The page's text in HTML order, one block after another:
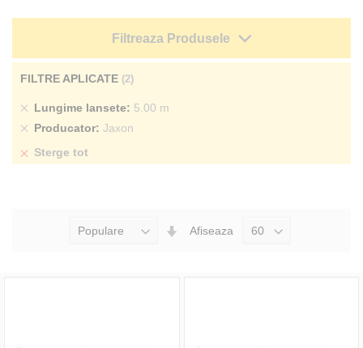
Seteaza
Afiseaza
Filtreaza Produsele
FILTRE APLICATE
Lungime lansete 5.00 m
Sterge
produs
Producator Jaxon
Sterge
Sterge tot